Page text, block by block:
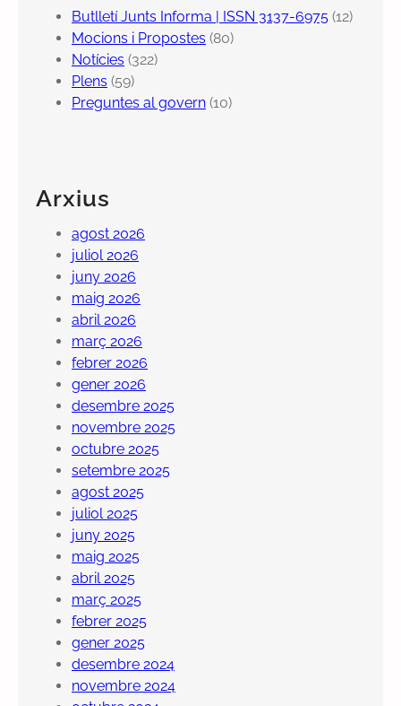
Butlletí Junts Informa | ISSN 3137-6975 (12)
Mocions i Propostes (80)
Notícies (322)
Plens (59)
Preguntes al govern (10)
Arxius
agost 2026
juliol 2026
juny 2026
maig 2026
abril 2026
març 2026
febrer 2026
gener 2026
desembre 2025
novembre 2025
octubre 2025
setembre 2025
agost 2025
juliol 2025
juny 2025
maig 2025
abril 2025
març 2025
febrer 2025
gener 2025
desembre 2024
novembre 2024